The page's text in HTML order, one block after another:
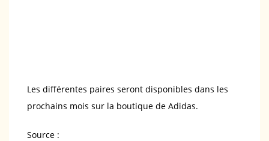
Les différentes paires seront disponibles dans les
prochains mois sur la boutique de Adidas.
Source :